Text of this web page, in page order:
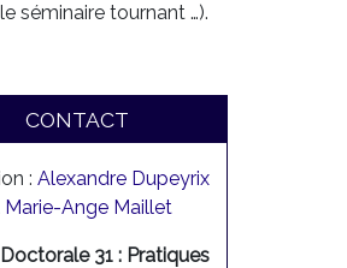
séminaire tournant …).
CONTACT
: Alexandre Dupeyrix
Marie-Ange Maillet
31 : Pratiques